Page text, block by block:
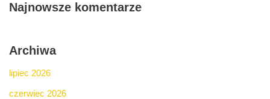
Najnowsze komentarze
Archiwa
lipiec 2026
czerwiec 2026